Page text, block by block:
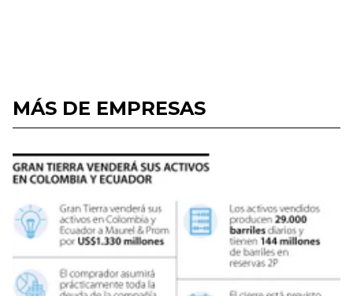
MÁS DE EMPRESAS